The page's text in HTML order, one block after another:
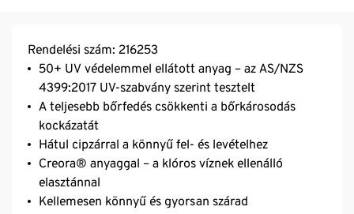
Rendelési szám: 216253
50+ UV védelemmel ellátott anyag – az AS/NZS
4399:2017 UV-szabvány szerint tesztelt
A teljesebb bőrfedés csökkenti a bőrkárosodás
kockázatát
Hátul cipzárral a könnyű fel- és levételhez
Creora® anyaggal – a klóros víznek ellenálló
elasztánnal
Kellemesen könnyű és gyorsan szárad